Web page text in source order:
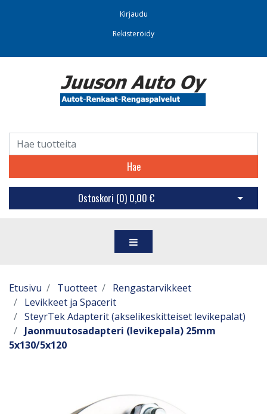
Kirjaudu
Rekisteröidy
Hae
Ostoskori (0) 0,00 € Avaa
Etusivu Tuotteet
Rengastarvikkeet
Levikkeet ja Spacerit
SteyrTek Adapterit (akselikeskitteiset levikepalat)
Jaonmuutosadapteri (levikepala) 25mm
5x130/5x120